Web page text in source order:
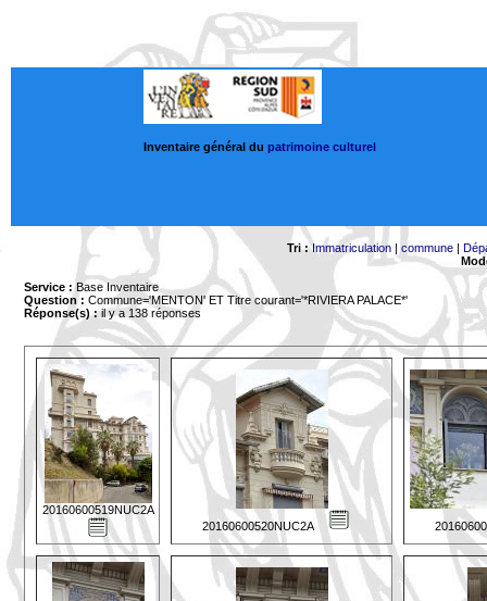
Inventaire général du patrimoine culturel
Tri : Immatriculation |commune |
Service : Base Inventaire
Question : Commune='MENTON' ET Titre courant='*RIVIERA PALACE*'
Réponse(s) :il y a 138 réponses
20160600519NUC2A
20160600520NUC2A